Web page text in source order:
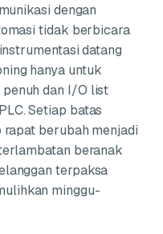
dengan
tidak berbicara
datang
hanya untuk
dan I/O list
Setiap batas
berubah menjadi
beranak
terpaksa
minggu-